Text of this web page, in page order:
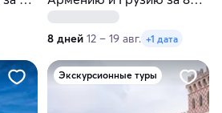
дней
8 дней 12 – 19 авг. +1 дата
Экскурсионные туры